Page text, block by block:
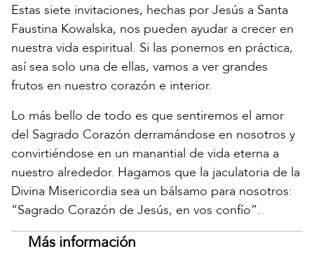
Estas siete invitaciones, hechas por Jesús a Santa
Faustina Kowalska, nos pueden ayudar a crecer en
nuestra vida espiritual. Si las ponemos en práctica,
así sea solo una de ellas, vamos a ver grandes
frutos en nuestro corazón e interior.
Lo más bello de todo es que sentiremos el amor
del Sagrado Corazón derramándose en nosotros y
convirtiéndose en un manantial de vida eterna a
nuestro alrededor. Hagamos que la jaculatoria de la
Divina Misericordia sea un bálsamo para nosotros:
“Sagrado Corazón de Jesús, en vos confío”.
Más información